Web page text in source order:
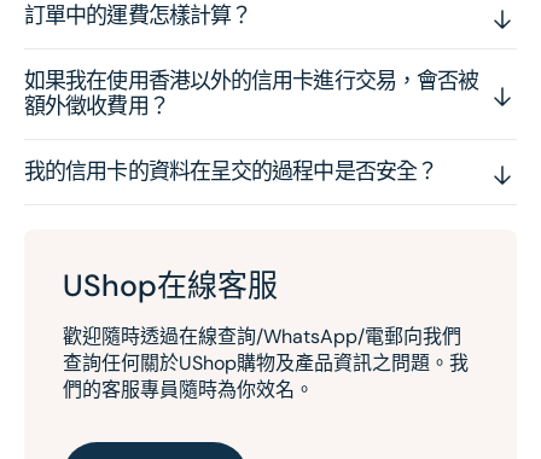
訂單中的運費怎樣計算？
如果我在使用香港以外的信用卡進行交易，會否被
額外徵收費用？
我的信用卡的資料在呈交的過程中是否安全？
UShop在線客服
歡迎隨時透過在線查詢/WhatsApp/電郵向我們
查詢任何關於UShop購物及產品資訊之問題。我
們的客服專員隨時為你效名。